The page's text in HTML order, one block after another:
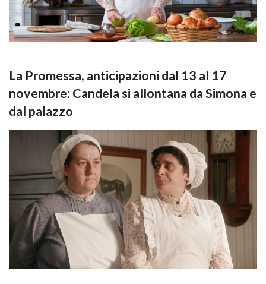
La Promessa, anticipazioni dal 13 al 17
novembre: Candela si allontana da Simona e
dal palazzo